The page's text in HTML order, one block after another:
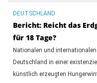
DEUTSCHLAND
Bericht: Reicht das
für 18 Tage?
Nationalen und
Deutschland in einer
künstlich erzeugten